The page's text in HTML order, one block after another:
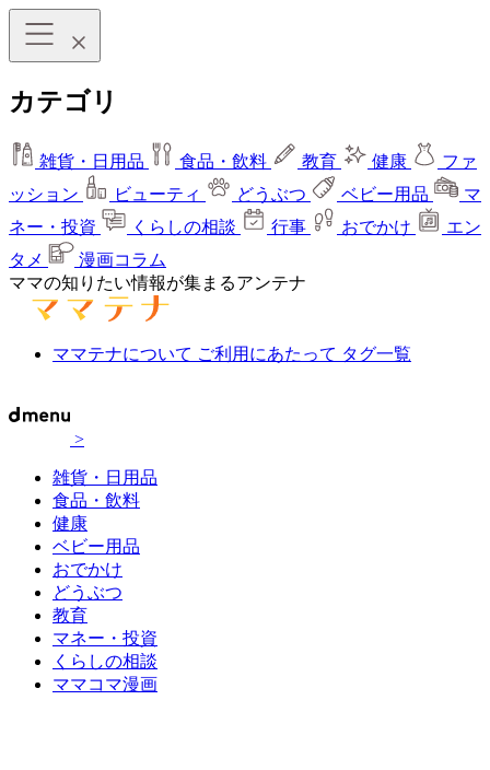
カテゴリ
雑貨・日用品 食品・飲料 教育 健康
ファ
ッション
ビューティ どうぶつ ベビー用品
マ
ネー・投資
くらしの相談 行事 おでかけ
エン
タメ
漫画コラム
ママの知りたい情報が集まるアンテナ
ママテナについて ご利用にあたって タグ一覧
>
雑貨・日用品
食品・飲料
健康
ベビー用品
おでかけ
どうぶつ
教育
マネー・投資
くらしの相談
ママコマ漫画